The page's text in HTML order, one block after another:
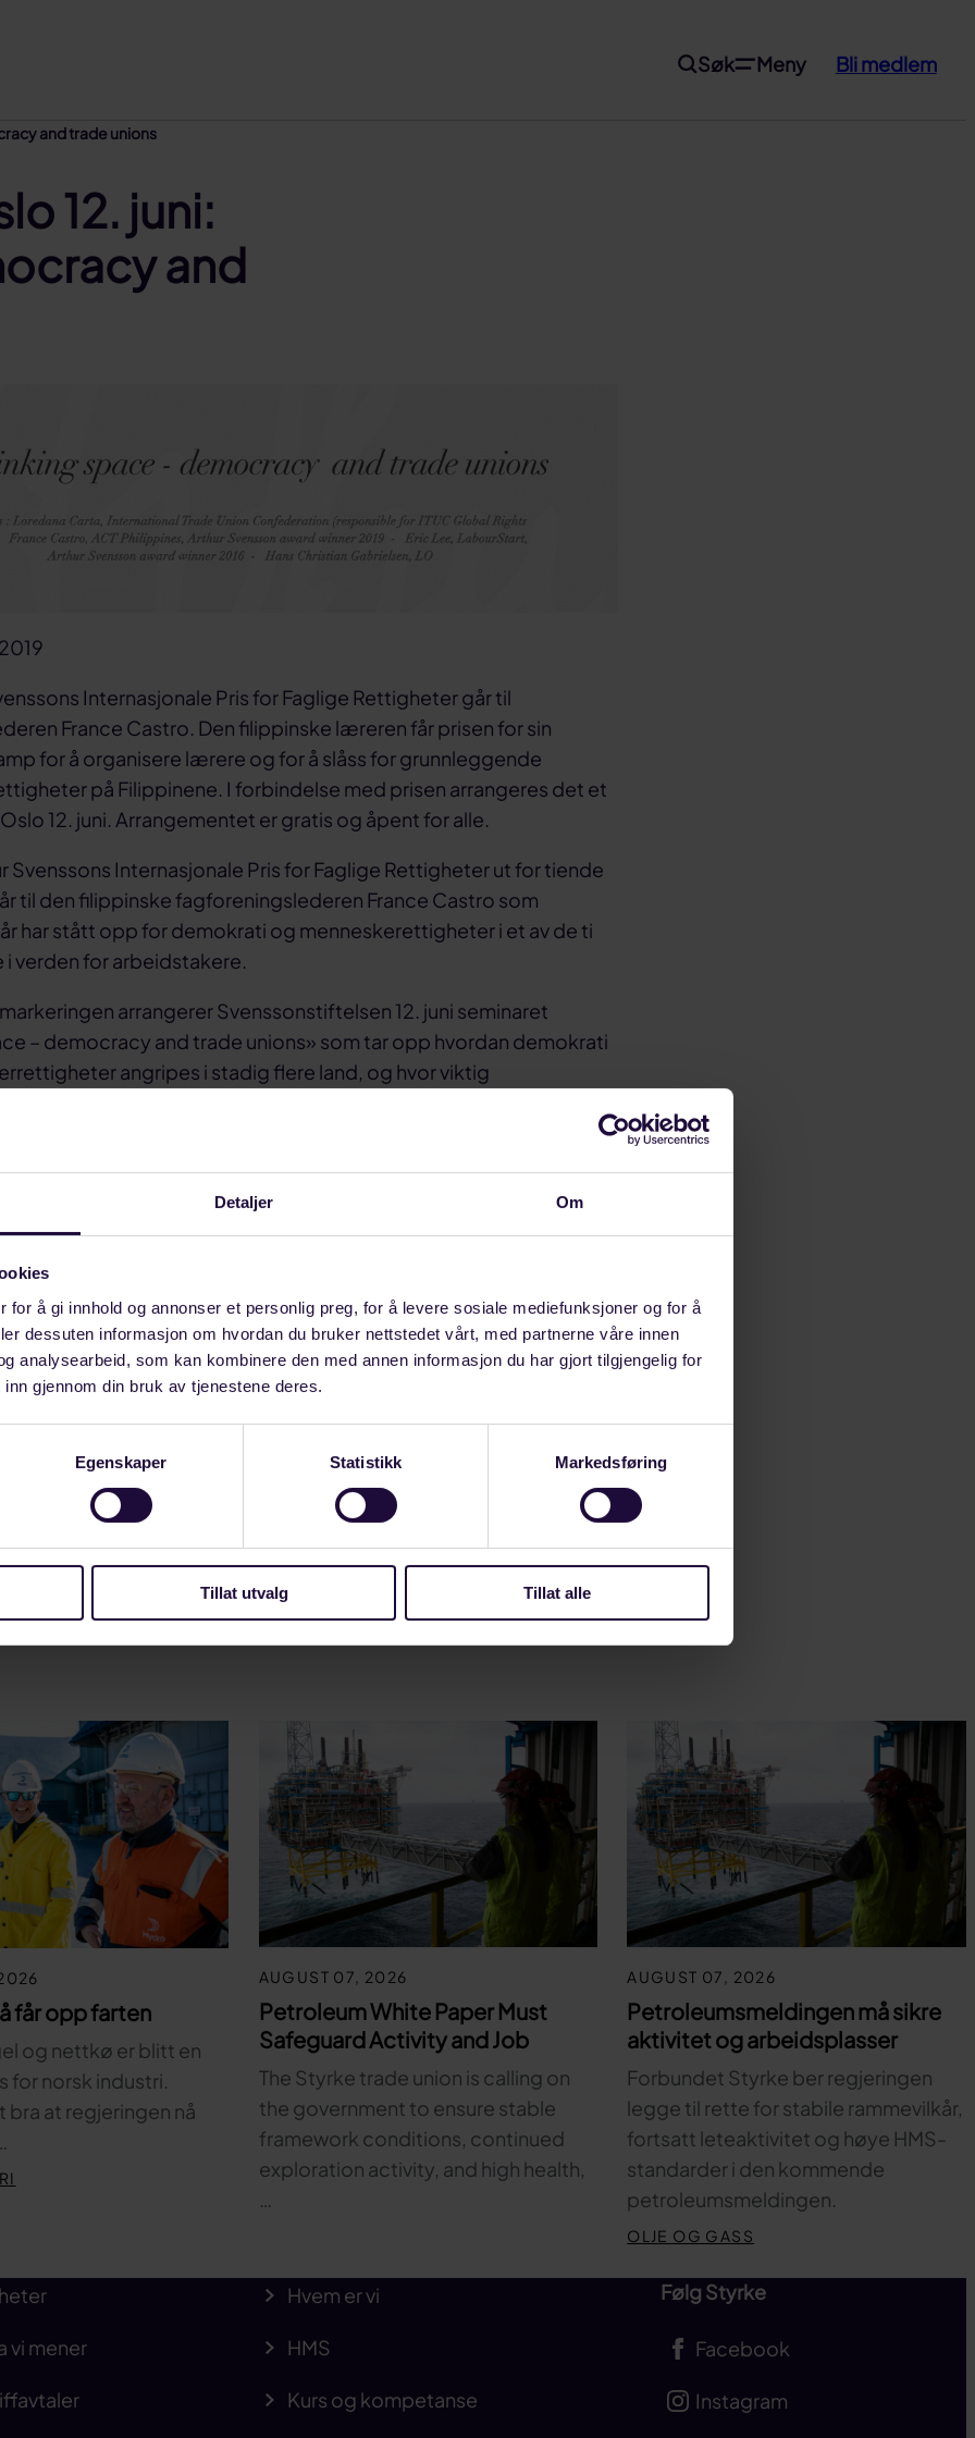
Detaljer Om
for å gi innhold og annonser et personlig preg, for å levere sosiale mediefunksjoner og for å
dessuten informasjon om hvordan du bruker nettstedet vårt, med partnerne våre innen
analysearbeid, som kan kombinere den med annen informasjon du har gjort tilgjengelig for
gjennom din bruk av tjenestene deres.
Egenskaper Statistikk Markedsføring
Tillat utvalg Tillat alle
Søk Meny Bli medlem
and trade unions
12. juni:
and
Internasjonale Pris for Faglige Rettigheter går til
France Castro. Den filippinske læreren får prisen for sin
for å organisere lærere og for å slåss for grunnleggende
på Filippinene. I forbindelse med prisen arrangeres det et
12. juni. Arrangementet er gratis og åpent for alle.
Svenssons Internasjonale Pris for Faglige Rettigheter ut for tiende
til den filippinske fagforeningslederen France Castro som
har stått opp for demokrati og menneskerettigheter i et av de ti
i verden for arbeidstakere.
arrangerer Svenssonstiftelsen 12. juni seminaret
– democracy and trade unions» som tar opp hvordan demokrati
angripes i stadig flere land, og hvor viktig
for ITUCs årlige tilstandsrapport for arbeidstakerrettigheter
om årets rapport som offentliggjøres i juni.
bidrag fra, og samtale mellom, årets prisvinner France Castro,
og LO-leder Hans Christian Gabrielsen.
Oslo Tid: onsdag 12. juni klokken 12.00-14.00
Espen Løken
om seminaret finner du her
får opp farten
og nettkø er blitt en
for norsk industri.
bra at regjeringen nå
AUGUST 07, 2026
Petroleum White Paper Must
Safeguard Activity and Job
The Styrke trade union is calling on
the government to ensure stable
framework conditions, continued
exploration activity, and high health,
…
AUGUST 07, 2026
Petroleumsmeldingen må sikre
aktivitet og arbeidsplasser
Forbundet Styrke ber regjeringen
legge til rette for stabile rammevilkår,
fortsatt leteaktivitet og høye HMS-
standarder i den kommende
petroleumsmeldingen.
OLJE OG GASS
Hvem er vi
vi mener HMS
Kurs og kompetanse
Følg Styrke
Facebook
Instagram